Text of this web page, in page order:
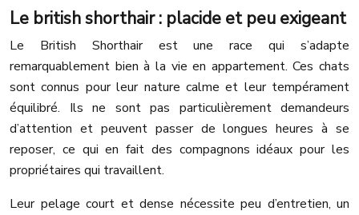
Le british shorthair : placide et peu exigeant
Le British Shorthair est une race qui s’adapte
remarquablement bien à la vie en appartement. Ces chats
sont connus pour leur nature calme et leur tempérament
équilibré. Ils ne sont pas particulièrement demandeurs
d’attention et peuvent passer de longues heures à se
reposer, ce qui en fait des compagnons idéaux pour les
propriétaires qui travaillent.
Leur pelage court et dense nécessite peu d’entretien, un